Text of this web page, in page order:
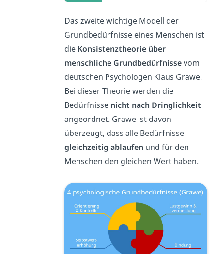
Das zweite wichtige Modell der
Grundbedürfnisse eines Menschen ist
die Konsistenztheorie über
menschliche Grundbedürfnissevom
deutschen Psychologen Klaus Grawe.
Bei dieser Theorie werden die
Bedürfnisse nicht nach Dringlichkeit
angeordnet. Grawe ist davon
überzeugt, dass alle Bedürfnisse
gleichzeitig ablaufen und für den
Menschen den gleichen Wert haben.